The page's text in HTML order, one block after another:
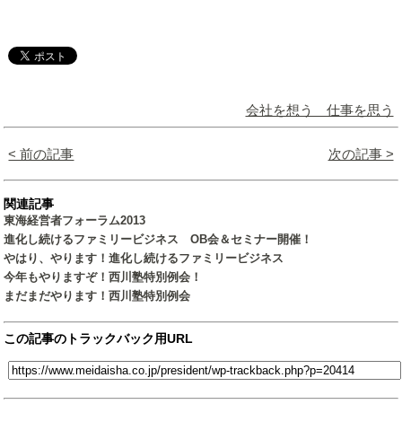
会社を想う 仕事を思う
< 前の記事 次の記事 >
関連記事
東海経営者フォーラム2013
進化し続けるファミリービジネス OB会＆セミナー開催！
やはり、やります！進化し続けるファミリービジネス
今年もやりますぞ！西川塾特別例会！
まだまだやります！西川塾特別例会
この記事のトラックバック用URL